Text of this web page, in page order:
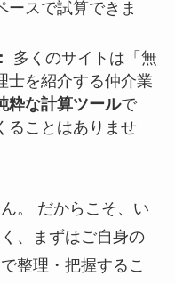
ースで試算できま
多くのサイトは「無
士を紹介する仲介業
粋な計算ツールで
ることはありませ
。 だからこそ、い
、まずはご自身の
整理・把握するこ